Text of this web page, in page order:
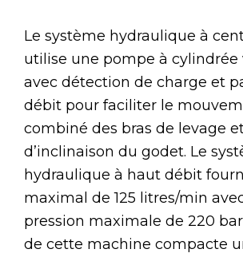
Le système hydraulique à
utilise une pompe à cylindrée
avec détection de charge et
débit pour faciliter le
combiné des bras de levage
d’inclinaison du godet. Le
hydraulique à haut débit
maximal de 125 litres/min
pression maximale de 220
de cette machine compacte